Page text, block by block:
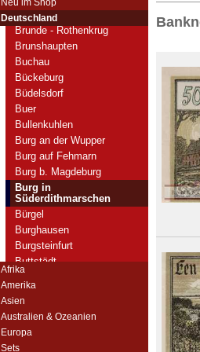
Deutschland
Brühl
Brunde - Rothenkrug
Brunshaupten
Buchau
Bückeburg
Büdelsdorf
Buer
Bullenkuhlen
Burg an der Wupper
Burg auf Fehmarn
Burg b. Magdeburg
Burg in
Süderdithmarschen
Bürgel
Burghausen
Burgsteinfurt
Buttstädt
Orte mit D...
Afrika
Amerika
Asien
Australien & Ozeanien
Europa
Sets